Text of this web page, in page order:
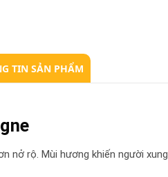
TIN SẢN PHẨM
nở rộ. Mùi hương khiến người